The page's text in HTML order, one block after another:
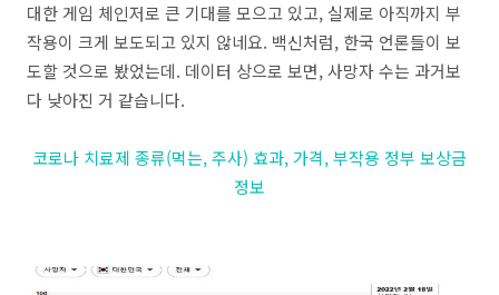
대한 게임 체인저로 큰 기대를 모으고 있고, 실제로 아직까지 부
작용이 크게 보도되고 있지 않네요. 백신처럼, 한국 언론들이 보
도할 것으로 봤었는데. 데이터 상으로 보면, 사망자 수는 과거보
다 낮아진 거 같습니다.
코로나 치료제 종류(먹는, 주사) 효과, 가격, 부작용 정부 보상금
정보